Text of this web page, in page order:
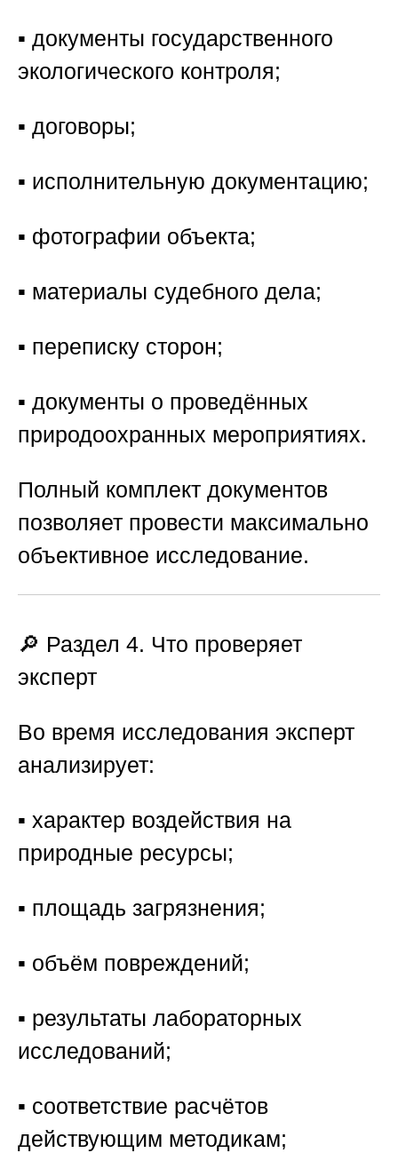
▪️ документы государственного
экологического контроля;
▪️ договоры;
▪️ исполнительную документацию;
▪️ фотографии объекта;
▪️ материалы судебного дела;
▪️ переписку сторон;
▪️ документы о проведённых
природоохранных мероприятиях.
Полный комплект документов
позволяет провести максимально
объективное исследование.
🔎 Раздел 4. Что проверяет
эксперт
Во время исследования эксперт
анализирует:
▪️ характер воздействия на
природные ресурсы;
▪️ площадь загрязнения;
▪️ объём повреждений;
▪️ результаты лабораторных
исследований;
▪️ соответствие расчётов
действующим методикам;